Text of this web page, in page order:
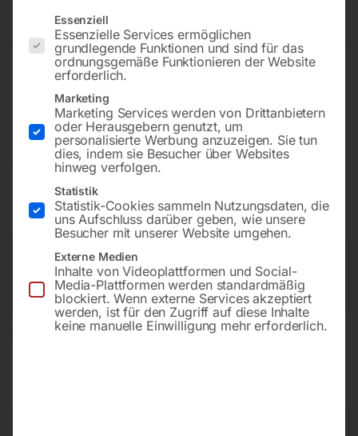
Stromerzeuger PG-E 80 TEA H
Für den anspruchsvollen Privatanwender und den
Semiprofi
900,00
inkl. MwSt. zzgl.Versandkosten
Lieferzeit:Versandbereit in KW 33/2026
Versandkosten Standard (Österreich):
Bitte beachten Sie: Die Versandkosten gelten für Österreich.
Andere Länder können abweichen.
In den Warenkorb
Es folgt eine Liste der Service-Gruppen, für die eine
Essenziell
Essenzielle Services ermöglichen
grundlegende Funktionen und sind für das
ordnungsgemäße Funktionieren der Website
erforderlich.
Marketing
Marketing Services werden von Drittanbietern
oder Herausgebern genutzt, um
personalisierte Werbung anzuzeigen. Sie tun
dies, indem sie Besucher über Websites
hinweg verfolgen.
Statistik
Statistik-Cookies sammeln Nutzungsdaten, die
uns Aufschluss darüber geben, wie unsere
Besucher mit unserer Website umgehen.
Externe Medien
Inhalte von Videoplattformen und Social-
Media-Plattformen werden standardmäßig
blockiert. Wenn externe Services akzeptiert
werden, ist für den Zugriff auf diese Inhalte
keine manuelle Einwilligung mehr erforderlich.